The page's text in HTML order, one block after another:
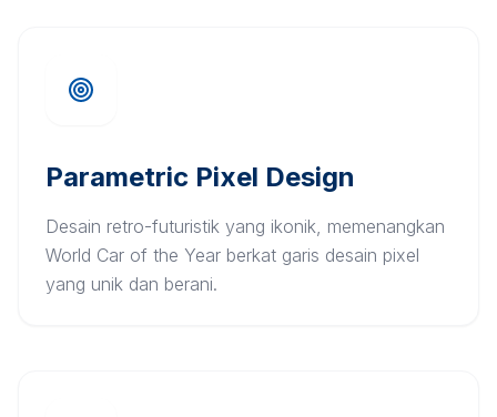
Parametric Pixel Design
Desain retro-futuristik yang ikonik, memenangkan
World Car of the Year berkat garis desain pixel
yang unik dan berani.